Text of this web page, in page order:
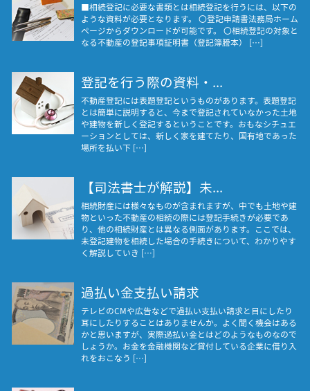
■相続登記に必要な書類とは相続登記を行うには、以下の
ような資料が必要となります。 〇登記申請書法務局ホーム
ページからダウンロードが可能です。 〇相続登記の対象と
なる不動産の登記事項証明書（登記簿謄本） […]
登記を行う際の資料・...
不動産登記には表題登記というものがあります。表題登記
とは簡単に説明すると、今まで登記されていなかった土地
や建物を新しく登記するということです。おもなシチュエ
ーションとしては、新しく家を建てたり、国有地であった
場所を払い下 […]
【司法書士が解説】未...
相続財産には様々なものが含まれますが、中でも土地や建
物といった不動産の相続の際には登記手続きが必要であ
り、他の相続財産とは異なる側面があります。ここでは、
未登記建物を相続した場合の手続きについて、わかりやす
く解説していき […]
過払い金支払い請求
テレビのCMや広告などで過払い支払い請求と目にしたり
耳にしたりすることはありませんか。よく聞く機会はある
かと思いますが、実際過払い金とはどのようなものなので
しょうか。お金を金融機関など貸付している企業に借り入
れをおこなう […]